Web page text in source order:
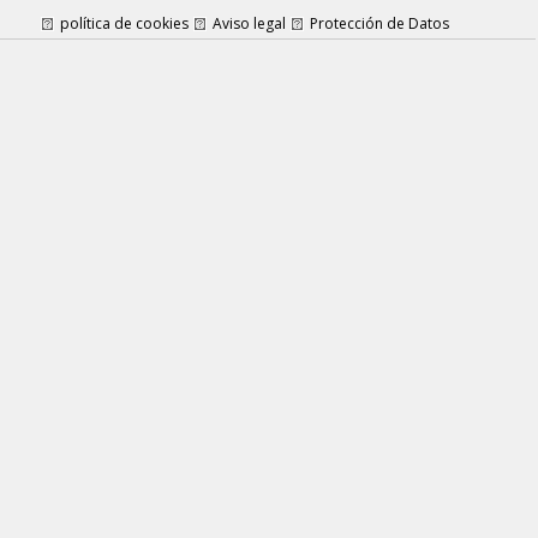
política de cookies Aviso legal Protección de Datos